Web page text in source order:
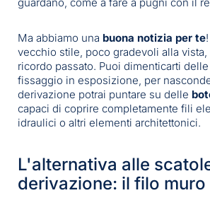
Ma abbiamo una buona notizia per te
vecchio stile, poco gradevoli alla
ricordo passato. Puoi dimenticarti
fissaggio in esposizione, per
derivazione potrai puntare su delle
capaci di coprire completamente fili
idraulici o altri elementi architettonici.
L'alternativa alle
derivazione: il filo muro